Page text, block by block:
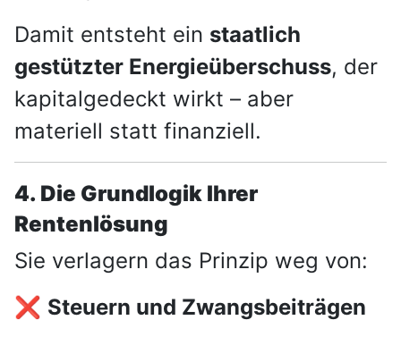
Damit entsteht ein staatlich
gestützter Energieüberschuss, der
kapitalgedeckt wirkt – aber
materiell statt finanziell.
4. Die Grundlogik Ihrer
Rentenlösung
Sie verlagern das Prinzip weg von:
❌ Steuern und Zwangsbeiträgen